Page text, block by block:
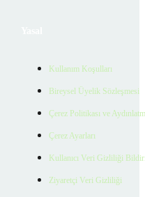
Kullanım Koşulları
Bireysel Üyelik Sözleşmesi
Çerez Politikası ve
Çerez Ayarları
Kullanıcı Veri Gizliliği
Ziyaretçi Veri Gizliliği